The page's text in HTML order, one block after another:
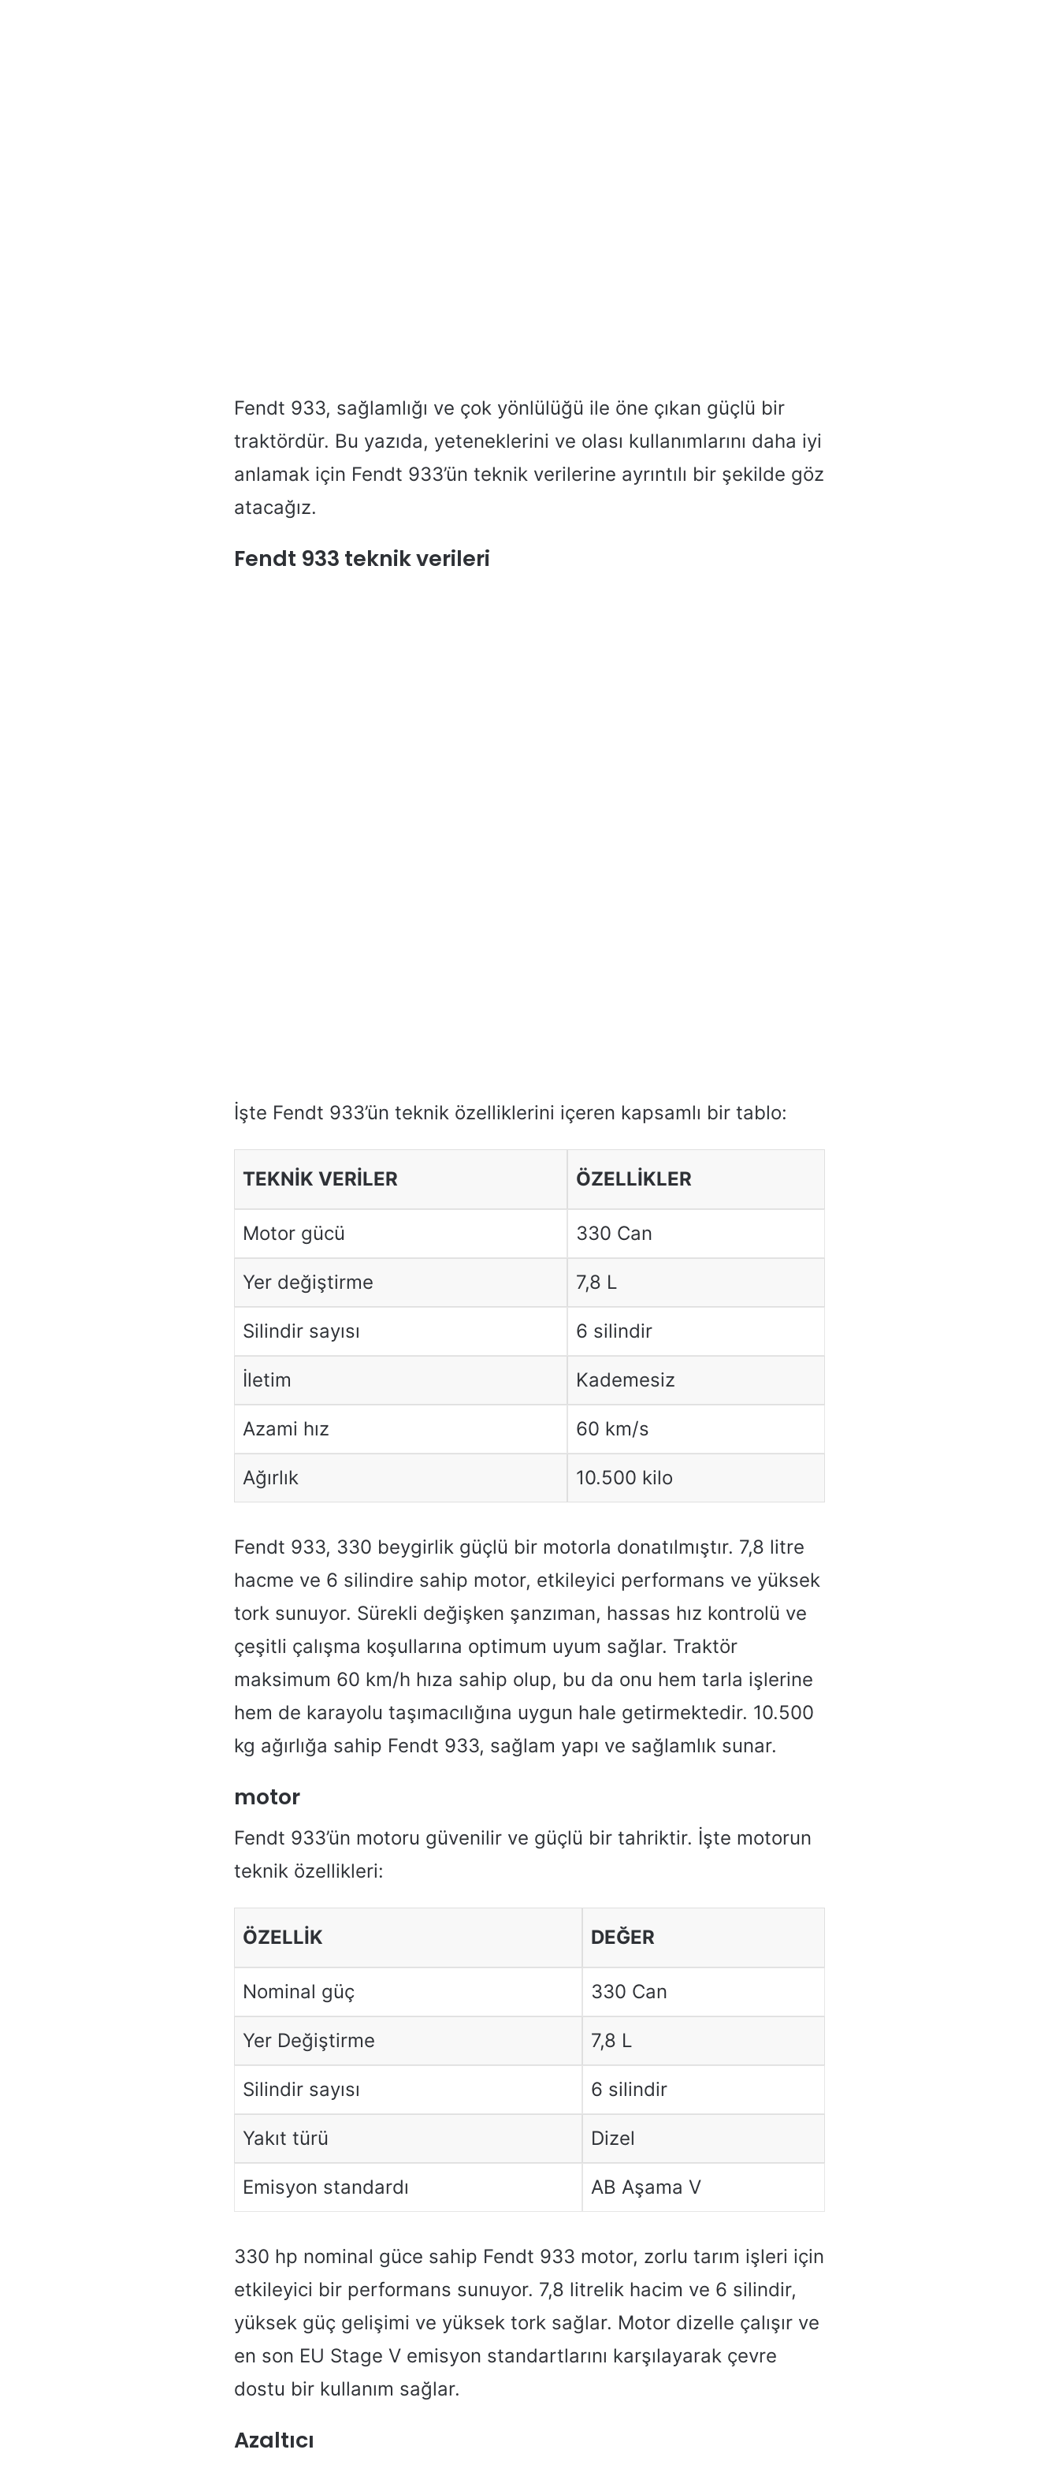
Fendt 933, sağlamlığı ve çok yönlülüğü ile öne çıkan güçlü bir
traktördür. Bu yazıda, yeteneklerini ve olası kullanımlarını daha iyi
anlamak için Fendt 933’ün teknik verilerine ayrıntılı bir şekilde göz
atacağız.
Fendt 933 teknik verileri
İşte Fendt 933’ün teknik özelliklerini içeren kapsamlı bir tablo:
TEKNİK VERİLER ÖZELLİKLER
Motor gücü 330 Can
Yer değiştirme 7,8 L
Silindir sayısı 6 silindir
İletim Kademesiz
Azami hız 60 km/s
Ağırlık 10.500 kilo
Fendt 933, 330 beygirlik güçlü bir motorla donatılmıştır. 7,8 litre
hacme ve 6 silindire sahip motor, etkileyici performans ve yüksek
tork sunuyor. Sürekli değişken şanzıman, hassas hız kontrolü ve
çeşitli çalışma koşullarına optimum uyum sağlar. Traktör
maksimum 60 km/h hıza sahip olup, bu da onu hem tarla işlerine
hem de karayolu taşımacılığına uygun hale getirmektedir. 10.500
kg ağırlığa sahip Fendt 933, sağlam yapı ve sağlamlık sunar.
motor
Fendt 933’ün motoru güvenilir ve güçlü bir tahriktir. İşte motorun
teknik özellikleri:
ÖZELLIK DEĞER
Nominal güç 330 Can
Yer Değiştirme 7,8 L
Silindir sayısı 6 silindir
Yakıt türü Dizel
Emisyon standardı AB Aşama V
330 hp nominal güce sahip Fendt 933 motor, zorlu tarım işleri için
etkileyici bir performans sunuyor. 7,8 litrelik hacim ve 6 silindir,
yüksek güç gelişimi ve yüksek tork sağlar. Motor dizelle çalışır ve
en son EU Stage V emisyon standartlarını karşılayarak çevre
dostu bir kullanım sağlar.
Azaltıcı